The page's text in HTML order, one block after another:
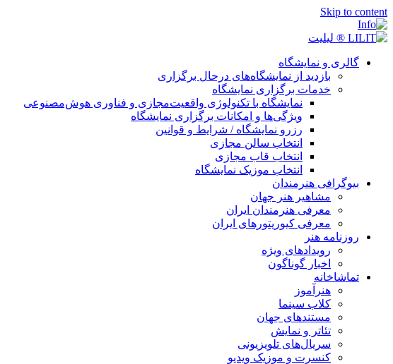
Skip to content
گالری و نمایشگاه
بازدید از نمایشگاه‌های درحال برگزاری
خدمات برگزاری نمایشگاه
نمایشگاه با تکنولوژی واقعیت‌مجازی و فناوری هوش‌مصنوعی
ویژگی‌ها و امکانات برگزاری نمایشگاه
رزرو نمایشگاه / شرایط و قوانین
انتخاب سالن مجازی
انتخاب قاب مجازی
انتخاب موزیک نمایشگاه
بیوگرافی هنرمندان
مشاهیر هنر جهان
معرفی هنرمندان ایران
معرفی کیوریتورهای ایران
روزنامه هنر
رویدادهای ویژه
اخبار گوناگون
تماشاخانه
هنرآموز
کلاب سینما
مستندهای جهان
تئاتر و نمایش
سریال‌های تلویزیونی
کنسرت و موزیک ویدیو